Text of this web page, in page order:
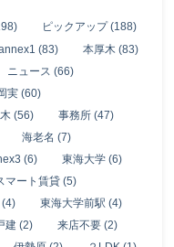
ピックアップ (188)
(83)
本厚木 (83)
ニュース (66)
実 (60)
(56)
事務所 (47)
海老名 (7)
(6)
東海大学 (6)
マート賃貸 (5)
(4)
東海大学前駅 (4)
建 (2)
来店不要 (2)